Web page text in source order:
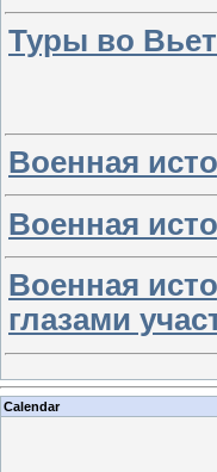
Туры во
Военная
Военная
Военная
глазами
Calendar